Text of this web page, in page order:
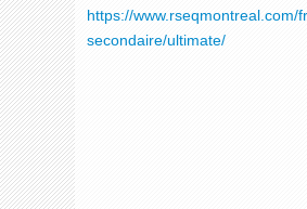
https://www.rseqmontreal.com/
secondaire/ultimate/